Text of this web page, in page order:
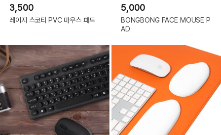
3,500
레이지 스코티 PVC 마우스 패드
5,000
BONGBONG FACE MOUSE P
AD